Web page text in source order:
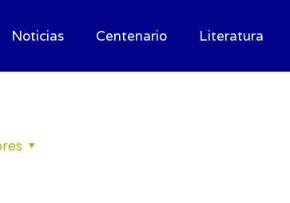
Noticias Centenario Literatura